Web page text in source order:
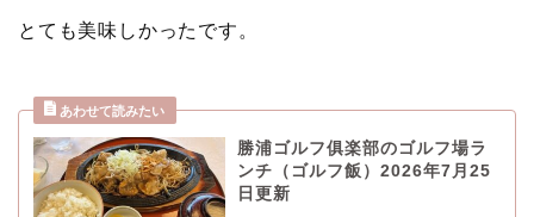
とても美味しかったです。
勝浦ゴルフ俱楽部のゴルフ場ラ
ンチ（ゴルフ飯）2026年7月25
日更新